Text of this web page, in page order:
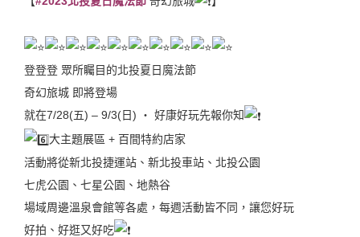
登登登 眾所矚目的北投夏日魔法節
奇幻旅城 即將登場
就在7/28(五) – 9/3(日) ‧ 好康好玩先報你知
大主題展區 + 百間特約店家
活動將從新北投捷運站、新北投車站、北投公園
七虎公園、七星公園、地熱谷
場域周邊溫泉會館等各處，每週活動皆不同，讓您好玩
好拍、好逛又好吃